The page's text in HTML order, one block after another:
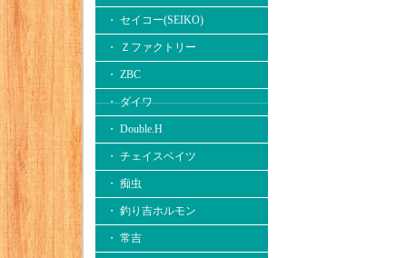
・ セイコー(SEIKO)
・ Ｚファクトリー
・ ZBC
・ ダイワ
・ Double.H
・ チェイスベイツ
・ 痴虫
・ 釣り吉ホルモン
・ 常吉